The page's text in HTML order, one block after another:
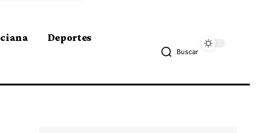
Deportes
Buscar